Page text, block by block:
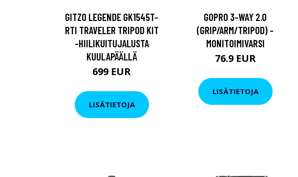
GITZO LEGENDE GK1545T-
RTI TRAVELER TRIPOD KIT
-HIILIKUITUJALUSTA
KUULAPÄÄLLÄ
699 EUR
LISÄTIETOJA
GOPRO 3-WAY 2.0
(GRIP/ARM/TRIPOD) -
MONITOIMIVARSI
76.9 EUR
LISÄTIETOJA